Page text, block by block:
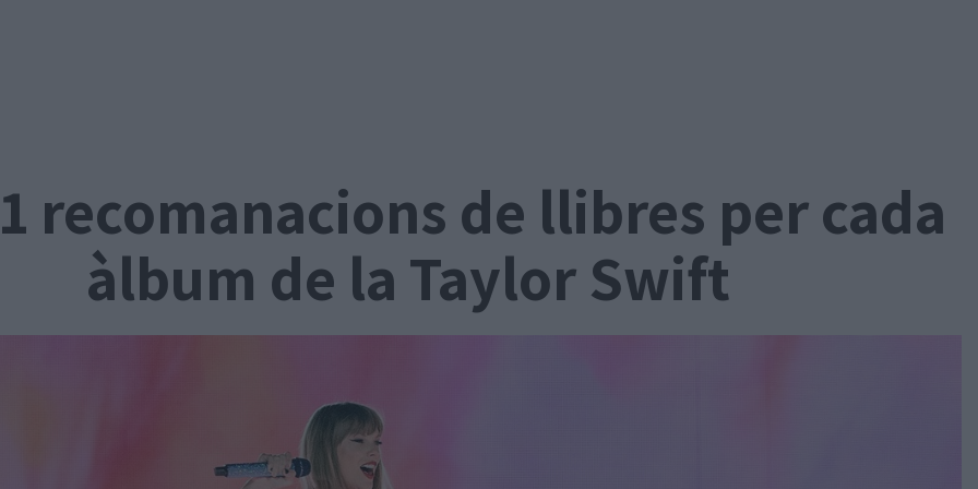
recomanacions de llibres per cada
àlbum de la Taylor Swift